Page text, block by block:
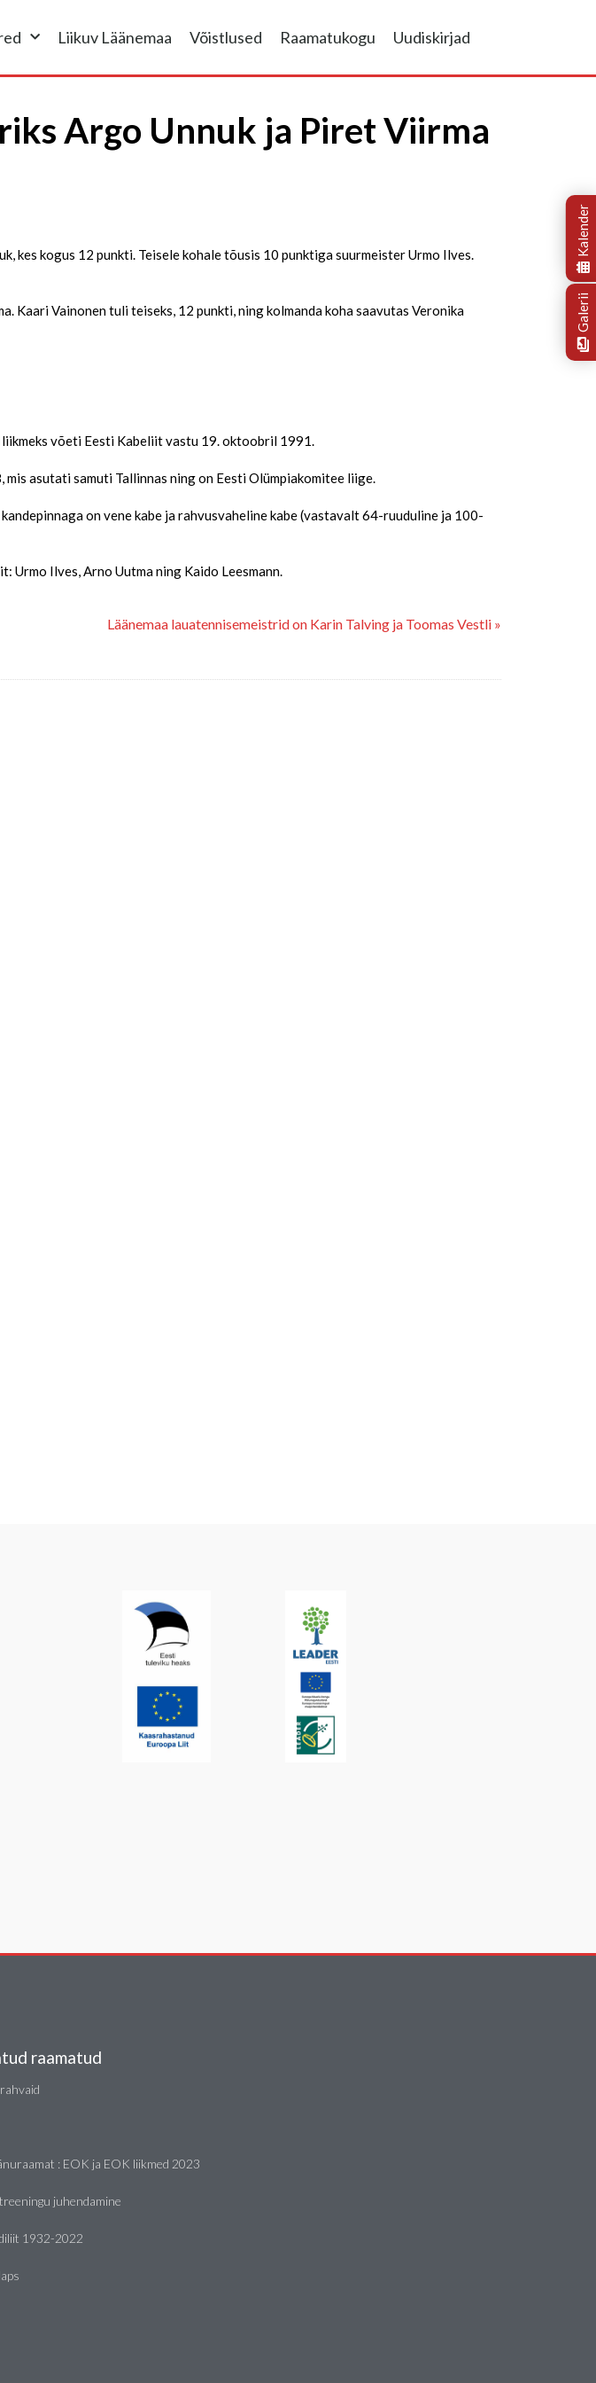
Kalender
Galerii
Liikuv Läänemaa Võistlused Raamatukogu Uudiskirjad
Argo Unnuk ja Piret Viirma
kes kogus 12 punkti. Teisele kohale tõusis 10 punktiga suurmeister Urmo Ilves.
Vainonen tuli teiseks, 12 punkti, ning kolmanda koha saavutas Veronika
võeti Eesti Kabeliit vastu 19. oktoobril 1991.
asutati samuti Tallinnas ning on Eesti Olümpiakomitee liige.
on vene kabe ja rahvusvaheline kabe (vastavalt 64-ruuduline ja 100-
Urmo Ilves, Arno Uutma ning Kaido Leesmann.
Läänemaa lauatennisemeistrid on Karin Talving ja Toomas Vestli »
raamatud
: EOK ja EOK liikmed 2023
juhendamine
1932-2022